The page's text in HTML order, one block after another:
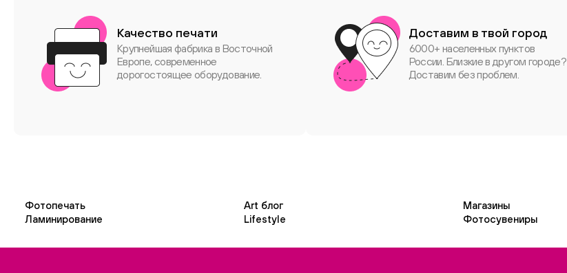
Качество печати
Крупнейшая фабрика в Восточной
Европе, современное
дорогостоящее оборудование.
Доставим в твой город
6000+ населенных пунктов
России. Близкие в другом городе?
Доставим без проблем.
Фотопечать Art блог Магазины
Ламинирование
Lifestyle Фотосувениры